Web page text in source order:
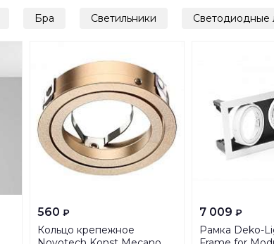
Бра Светильники Светодиодные
560 ₽
Кольцо крепежное
7 009 ₽
Рамка Deko-